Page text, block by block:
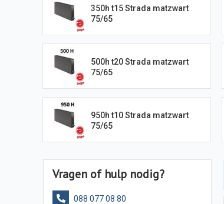
350h t15 Strada matzwart
75/65
500h t20 Strada matzwart
75/65
950h t10 Strada matzwart
75/65
Vragen of hulp nodig?
088 077 08 80